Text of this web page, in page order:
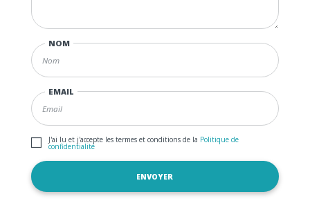
NOM
EMAIL
J'ai lu et j'accepte les termes et conditions de la Politique de
confidentialité